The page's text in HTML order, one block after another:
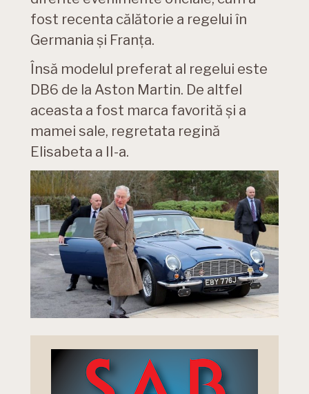
fost recenta călătorie a regelui în
Germania și Franța.
Însă modelul preferat al regelui este
DB6 de la Aston Martin. De altfel
aceasta a fost marca favorită și a
mamei sale, regretata regină
Elisabeta a II-a.